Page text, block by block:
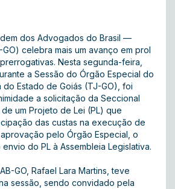
dos Advogados do Brasil —
GO) celebra mais um avanço em prol
Nesta segunda-feira,
a Sessão do Órgão Especial do
do Estado de Goiás (TJ-GO), foi
a solicitação da Seccional
um Projeto de Lei (PL) que
das custas na execução de
pelo Órgão Especial, o
do PL à Assembleia Legislativa.
GO, Rafael Lara Martins, teve
sessão, sendo convidado pela